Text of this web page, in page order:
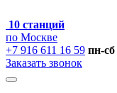
10 станций
по Москве
+7 916 611 16 59 пн-сб
Заказать звонок